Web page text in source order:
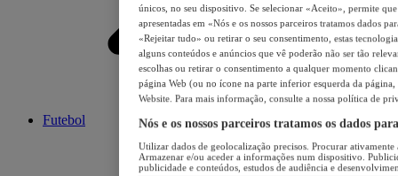
Futebol
únicos, no seu dispositivo. Se selecionar «Aceito», permite
apresentadas em «Nós e os nossos parceiros tratamos dados
«Rejeitar tudo» ou retirar o seu consentimento, estas
alguns conteúdos e anúncios que vê poderão não ser tão
escolhas ou retirar o consentimento a qualquer momento
página Web (ou no ícone na parte inferior esquerda da página,
Website. Para mais informação, consulte a nossa política de
Nós e os nossos parceiros tratamos os dados
Utilizar dados de geolocalização precisos. Procurar
Armazenar e/ou aceder a informações num dispositivo.
publicidade e conteúdos, estudos de audiência e